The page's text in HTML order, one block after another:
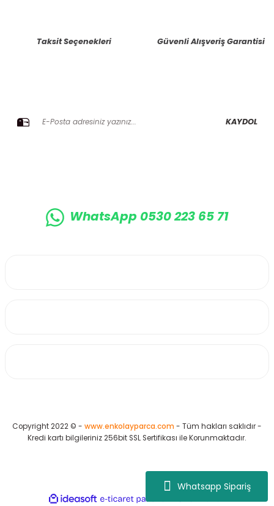
Whatsapp Sipariş
Ürün bilgilerinde hatalar bulunuyor.
Taksit Seçenekleri Güvenli Alışveriş Garantisi
KAYDOL
WhatsApp 0530 223 65 71
Copyright 2022 © - www.enkolayparca.com - Tüm hakları saklıdır -
Kredi kartı bilgileriniz 256bit SSL Sertifikası ile Korunmaktadır.
ideasoft